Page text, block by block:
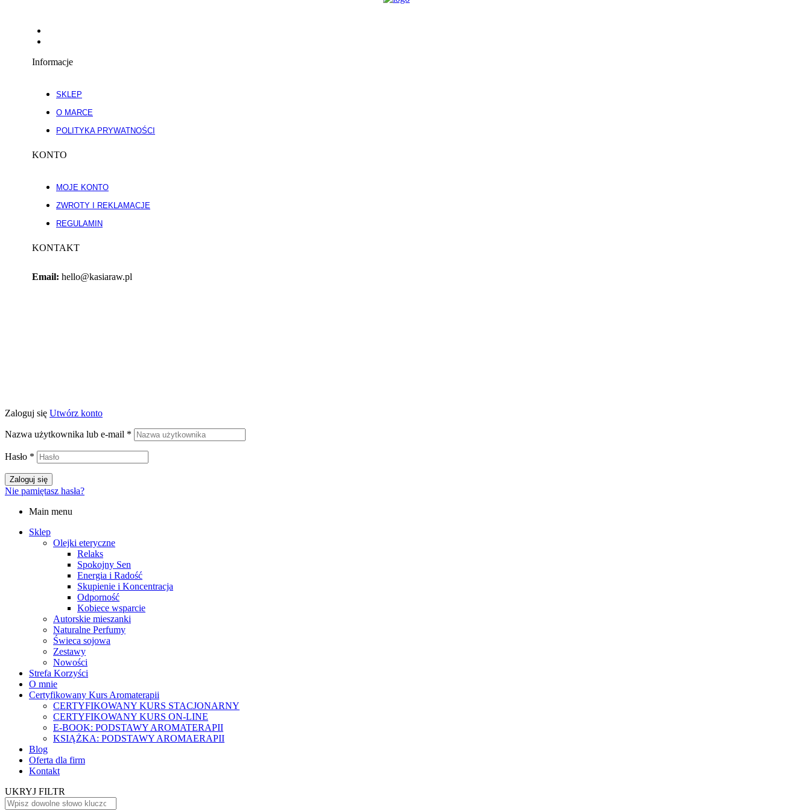
Informacje
SKLEP
O MARCE
POLITYKA PRYWATNOŚCI
KONTO
MOJE KONTO
ZWROTY I REKLAMACJE
REGULAMIN
KONTAKT
Email: hello@kasiaraw.pl
Zaloguj się Utwórz konto
Nazwa użytkownika lub e-mail *
Hasło *
Zaloguj się
Nie pamiętasz hasła?
Main menu
Sklep
Olejki eteryczne
Relaks
Spokojny Sen
Energia i Radość
Skupienie i Koncentracja
Odporność
Kobiece wsparcie
Autorskie mieszanki
Naturalne Perfumy
Świeca sojowa
Zestawy
Nowości
Strefa Korzyści
O mnie
Certyfikowany Kurs Aromaterapii
CERTYFIKOWANY KURS STACJONARNY
CERTYFIKOWANY KURS ON-LINE
E-BOOK: PODSTAWY AROMATERAPII
KSIĄŻKA: PODSTAWY AROMAERAPII
Blog
Oferta dla firm
Kontakt
UKRYJ FILTR